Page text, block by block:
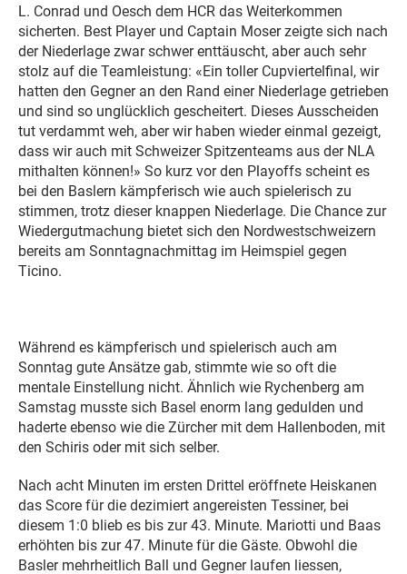
L. Conrad und Oesch dem HCR das Weiterkommen
sicherten. Best Player und Captain Moser zeigte sich nach
der Niederlage zwar schwer enttäuscht, aber auch sehr
stolz auf die Teamleistung: «Ein toller Cupviertelfinal, wir
hatten den Gegner an den Rand einer Niederlage getrieben
und sind so unglücklich gescheitert. Dieses Ausscheiden
tut verdammt weh, aber wir haben wieder einmal gezeigt,
dass wir auch mit Schweizer Spitzenteams aus der NLA
mithalten können!» So kurz vor den Playoffs scheint es
bei den Baslern kämpferisch wie auch spielerisch zu
stimmen, trotz dieser knappen Niederlage. Die Chance zur
Wiedergutmachung bietet sich den Nordwestschweizern
bereits am Sonntagnachmittag im Heimspiel gegen
Ticino.
Während es kämpferisch und spielerisch auch am
Sonntag gute Ansätze gab, stimmte wie so oft die
mentale Einstellung nicht. Ähnlich wie Rychenberg am
Samstag musste sich Basel enorm lang gedulden und
haderte ebenso wie die Zürcher mit dem Hallenboden, mit
den Schiris oder mit sich selber.
Nach acht Minuten im ersten Drittel eröffnete Heiskanen
das Score für die dezimiert angereisten Tessiner, bei
diesem 1:0 blieb es bis zur 43. Minute. Mariotti und Baas
erhöhten bis zur 47. Minute für die Gäste. Obwohl die
Basler mehrheitlich Ball und Gegner laufen liessen,